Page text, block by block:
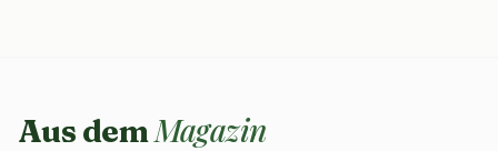
Aus demMagazin